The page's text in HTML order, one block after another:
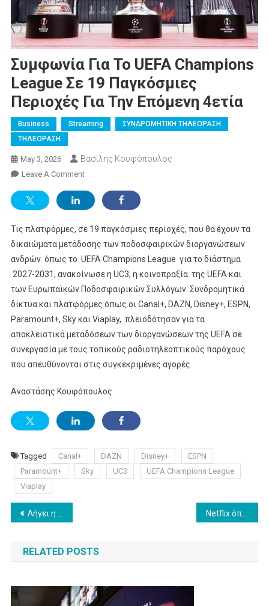
Συμφωνία Για Το UEFA Champions
League Σε 19 Παγκόσμιες
Περιοχές Για Την Επόμενη 4ετία
Business Streaming
ΣΥΝΔΡΟΜΗΤΙΚΗ ΤΗΛΕΟΡΑΣΗ
ΤΗΛΕΟΡΑΣΗ
May 3, 2026 Βασίλης Κουφόπουλος
Leave A CommentOn
UEFA
Champions
League
19
Περιοχές
Την
Επόμενη
4ετία
Τις πλατφόρμες, σε 19 παγκόσμιες περιοχές, που θα έχουν τα
δικαιώματα μετάδοσης των ποδοσφαιρικών διοργανώσεων
ανδρών όπως το UEFA Champions League για το διάστημα
2027-2031, ανακοίνωσε η UC3, η κοινοπραξία της UEFA και
των Ευρωπαϊκών Ποδοσφαιρικών Συλλόγων. Συνδρομητικά
δίκτυα και πλατφόρμες όπως οι Canal+, DAZN, Disney+, ESPN,
Paramount+, Sky και Viaplay, πλειοδότησαν για τα
αποκλειστικά μεταδόσεων των διοργανώσεων της UEFA σε
συνεργασία με τους τοπικούς ραδιοτηλεοπτικούς παρόχους
που απευθύνονται στις συγκεκριμένες αγορές.
Αναστάσης Κουφόπουλος
Tagged Canal+ DAZN Disney+
ESPN
Paramount+
Sky UC3
UEFA Champions League
Viaplay
Post
navigation
Λήγει η διαβούλευση για το σχέδιο νόμου των περιφερειακών αδειών
RELATED POSTS